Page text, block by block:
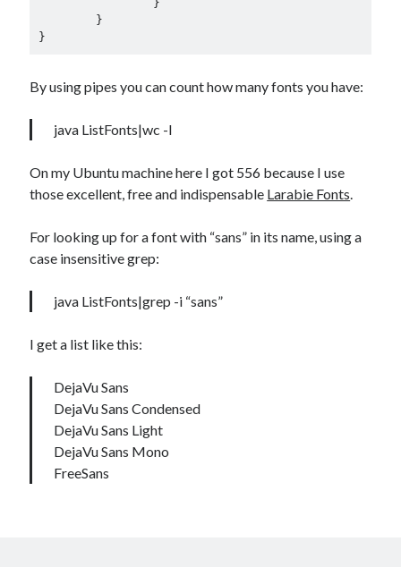
By using pipes you can count how many fonts you have:
java ListFonts|wc -l
On my Ubuntu machine here I got 556 because I use
those excellent, free and indispensable Larabie Fonts
For looking up for a font with “sans” in its name, using a
case insensitive grep:
java ListFonts|grep -i “sans”
I get a list like this:
DejaVu Sans
DejaVu Sans Condensed
DejaVu Sans Light
DejaVu Sans Mono
FreeSans